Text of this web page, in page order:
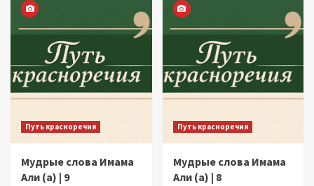
Путь красноречия
Мудрые слова Имама
Али (а) | 9
Путь красноречия
Мудрые слова Имама
Али (а) | 8